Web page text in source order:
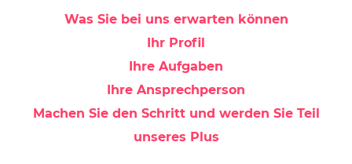
Was Sie bei uns erwarten können
Ihr Profil
Ihre Aufgaben
Ihre Ansprechperson
Machen Sie den Schritt und werden Sie Teil
unseres Plus